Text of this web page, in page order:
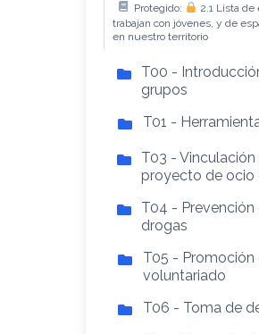
Protegido:
2.1 Lista
trabajan con jóvenes, y de
en nuestro territorio
T00 -
grupos
T01 -
T03 -
proyecto de ocio
T04 -
drogas
T05 - Promoción
voluntariado
T06 - Toma de